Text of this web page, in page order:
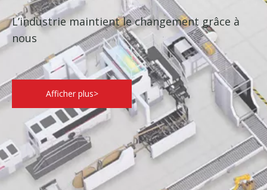
L’industrie maintient le changement grâce à
nous
Afficher plus>